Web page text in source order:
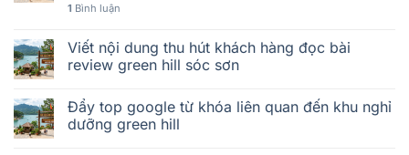
1 Bình luận
Viết nội dung thu hút khách hàng đọc bài
review green hill sóc sơn
Đẩy top google từ khóa liên quan đến khu nghỉ
dưỡng green hill